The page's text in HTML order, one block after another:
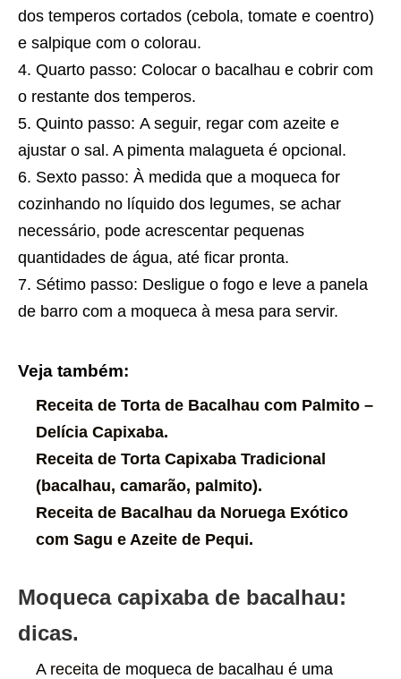
dos temperos cortados (cebola, tomate e coentro)
e salpique com o colorau.
Quarto passo: Colocar o bacalhau e cobrir com
o restante dos temperos.
Quinto passo: A seguir, regar com azeite e
ajustar o sal. A pimenta malagueta é opcional.
Sexto passo: À medida que a moqueca for
cozinhando no líquido dos legumes, se achar
necessário, pode acrescentar pequenas
quantidades de água, até ficar pronta.
Sétimo passo: Desligue o fogo e leve a panela
de barro com a moqueca à mesa para servir.
Veja também:
Receita de Torta de Bacalhau com Palmito –
Delícia Capixaba.
Receita de Torta Capixaba Tradicional
(bacalhau, camarão, palmito).
Receita de Bacalhau da Noruega Exótico
com Sagu e Azeite de Pequi.
Moqueca capixaba de bacalhau:
dicas.
A receita de moqueca de bacalhau é uma